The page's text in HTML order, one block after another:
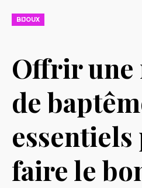
BIJOUX
Offrir une
de
faire le